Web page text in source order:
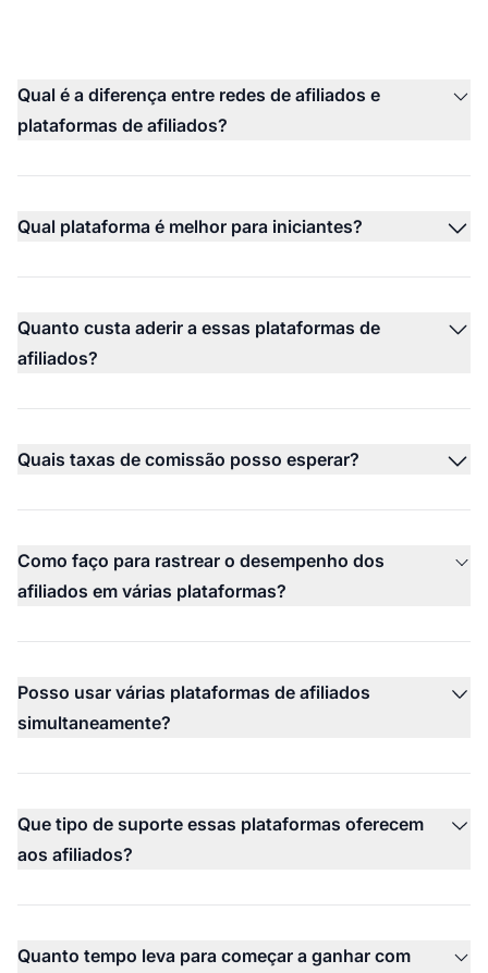
Qual é a diferença entre redes de afiliados e
plataformas de afiliados?
Qual plataforma é melhor para iniciantes?
Quanto custa aderir a essas plataformas de
afiliados?
Quais taxas de comissão posso esperar?
Como faço para rastrear o desempenho dos
afiliados em várias plataformas?
Posso usar várias plataformas de afiliados
simultaneamente?
Que tipo de suporte essas plataformas oferecem
aos afiliados?
Quanto tempo leva para começar a ganhar com